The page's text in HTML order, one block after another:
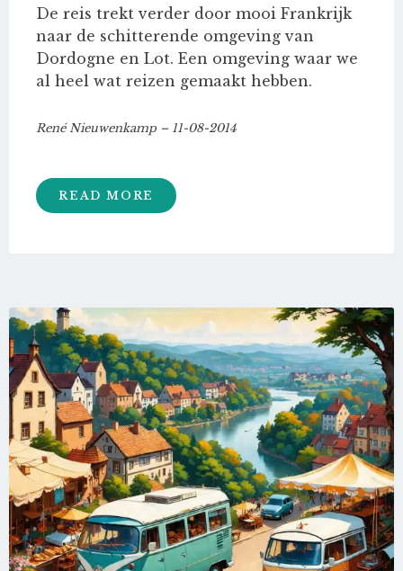
De reis trekt verder door mooi Frankrijk
naar de schitterende omgeving van
Dordogne en Lot. Een omgeving waar we
al heel wat reizen gemaakt hebben.
René Nieuwenkamp – 11-08-2014
READ MORE